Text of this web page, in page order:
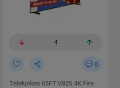
4
0
Telefunken 65FTV825 4K Fire